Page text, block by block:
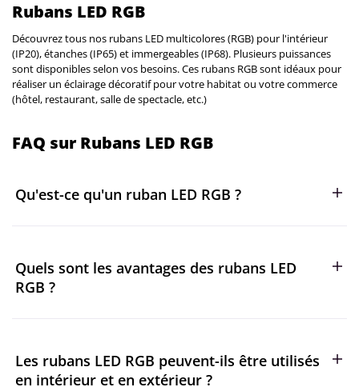
Rubans LED RGB
Découvrez tous nos rubans LED multicolores (RGB) pour l'intérieur
(IP20), étanches (IP65) et immergeables (IP68). Plusieurs puissances
sont disponibles selon vos besoins. Ces rubans RGB sont idéaux pour
réaliser un éclairage décoratif pour votre habitat ou votre commerce
(hôtel, restaurant, salle de spectacle, etc.)
FAQ sur Rubans LED RGB
Qu'est-ce qu'un ruban LED RGB ?
trois couleurs primaires : rouge, vert et bleu. Cela permet de
créer des ambiances lumineuses variées et
Quels sont les avantages des rubans LED
RGB ?
consommation d'énergie, et sont faciles à installer. Ils sont
également flexibles, ce qui les rend parfaits pour des
Les rubans LED RGB peuvent-ils être utilisés
en intérieur et en extérieur ?